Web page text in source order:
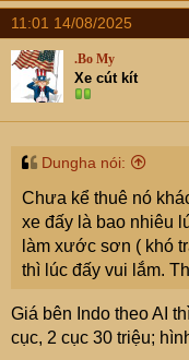
a
c
t
i
o
n
s
11:01 14/08/2025
.Bo My
Xe cút kít
Dungha nói:
Chưa kể thuê nó
xe đấy là bao nhiêu
làm xước sơn ( khó
thì lúc đấy vui lắm.
Giá bên Indo theo AI
cục, 2 cục 30 triệu;